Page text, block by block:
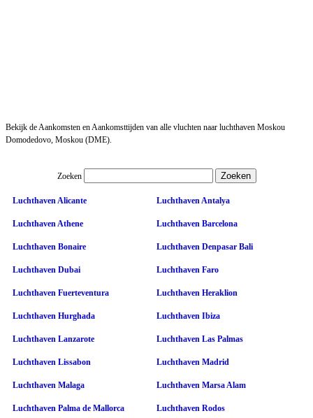
Bekijk de Aankomsten en Aankomsttijden van alle vluchten naar luchthaven Moskou
Domodedovo, Moskou (DME).
Zoeken
Luchthaven Alicante Luchthaven Antalya
Luchthaven Athene Luchthaven Barcelona
Luchthaven Bonaire Luchthaven Denpasar Bali
Luchthaven Dubai Luchthaven Faro
Luchthaven Fuerteventura Luchthaven Heraklion
Luchthaven Hurghada Luchthaven Ibiza
Luchthaven Lanzarote Luchthaven Las Palmas
Luchthaven Lissabon Luchthaven Madrid
Luchthaven Malaga Luchthaven Marsa Alam
Luchthaven Palma de Mallorca Luchthaven Rodos